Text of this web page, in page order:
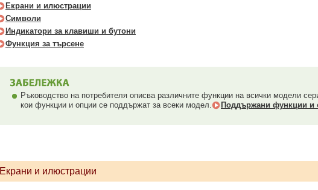
Екрани и илюстрации
Символи
Индикатори за клавиши и бутони
Функция за търсене
Ръководство на потребителя описва различните функции на всички модели
кои функции и опции се поддържат за всеки модел.
Поддържани функции и
Екрани и илюстрации